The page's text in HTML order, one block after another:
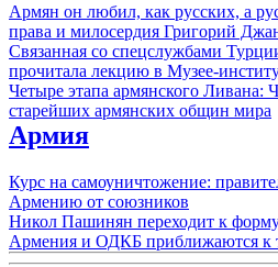
Армян он любил, как русских, а
права и милосердия Григорий
Связанная со спецслужбами
прочитала лекцию в Музее-
Четыре этапа армянского Ливана:
старейших армянских общин мира
Армия
Курс на самоуничтожение:
Армению от союзников
Никол Пашинян переходит к
Армения и ОДКБ приближаются к